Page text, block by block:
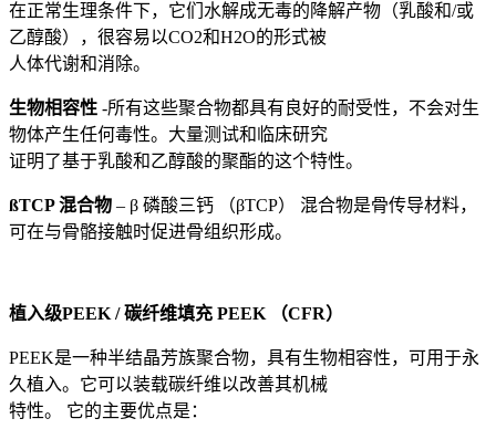
在正常生理条件下，它们水解成无毒的降解产物（乳酸和/或
乙醇酸），很容易以CO2和H2O的形式被
人体代谢和消除。
生物相容性 -所有这些聚合物都具有良好的耐受性，不会对生
物体产生任何毒性。大量测试和临床研究
证明了基于乳酸和乙醇酸的聚酯的这个特性。
ßTCP 混合物 – β 磷酸三钙 （βTCP） 混合物是骨传导材料，
可在与骨骼接触时促进骨组织形成。
植入级PEEK / 碳纤维填充 PEEK （CFR）
PEEK是一种半结晶芳族聚合物，具有生物相容性，可用于永
久植入。它可以装载碳纤维以改善其机械
特性。 它的主要优点是：